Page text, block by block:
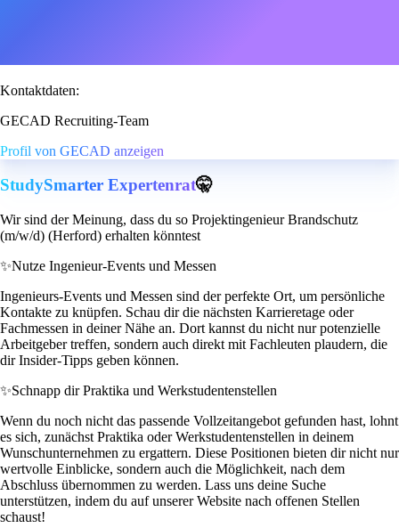
Kontaktdaten:
GECAD Recruiting-Team
Profil von GECAD anzeigen
StudySmarter Expertenrat🤫
Wir sind der Meinung, dass du so Projektingenieur Brandschutz
(m/w/d) (Herford) erhalten könntest
✨Nutze Ingenieur-Events und Messen
Ingenieurs-Events und Messen sind der perfekte Ort, um persönliche
Kontakte zu knüpfen. Schau dir die nächsten Karrieretage oder
Fachmessen in deiner Nähe an. Dort kannst du nicht nur potenzielle
Arbeitgeber treffen, sondern auch direkt mit Fachleuten plaudern, die
dir Insider-Tipps geben können.
✨Schnapp dir Praktika und Werkstudentenstellen
Wenn du noch nicht das passende Vollzeitangebot gefunden hast, lohnt
es sich, zunächst Praktika oder Werkstudentenstellen in deinem
Wunschunternehmen zu ergattern. Diese Positionen bieten dir nicht nur
wertvolle Einblicke, sondern auch die Möglichkeit, nach dem
Abschluss übernommen zu werden. Lass uns deine Suche
unterstützen, indem du auf unserer Website nach offenen Stellen
schaust!